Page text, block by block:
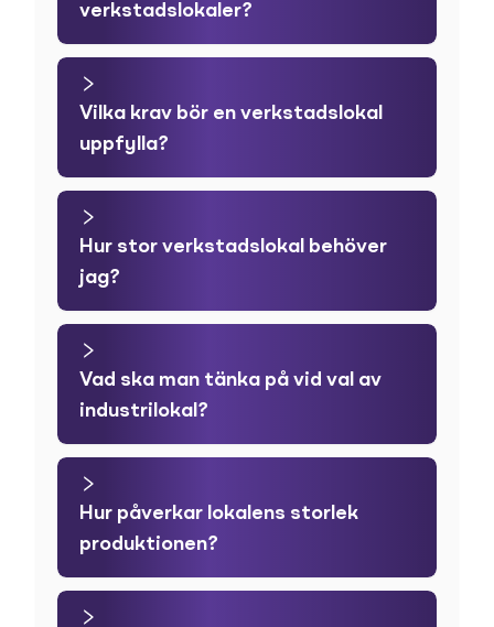
verkstadslokaler?
Vilka krav bör en verkstadslokal
uppfylla?
Hur stor verkstadslokal behöver
jag?
Vad ska man tänka på vid val av
industrilokal?
Hur påverkar lokalens storlek
produktionen?